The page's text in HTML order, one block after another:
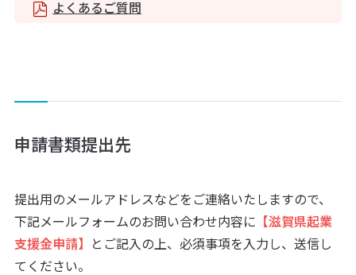
よくあるご質問
申請書類提出先
提出用のメールアドレスなどをご連絡いたしますので、
下記メールフォームのお問い合わせ内容に 【滋賀県起業
支援金申請】
とご記入の上、必須事項を入力し、送信し
てください。